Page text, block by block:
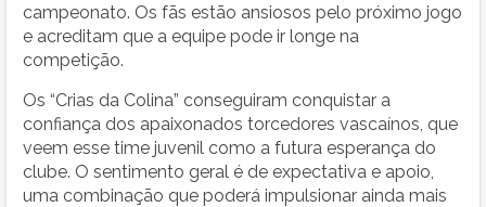
campeonato. Os fãs estão ansiosos pelo próximo jogo
e acreditam que a equipe pode ir longe na
competição.
Os “Crias da Colina” conseguiram conquistar a
confiança dos apaixonados torcedores vascaínos, que
veem esse time juvenil como a futura esperança do
clube. O sentimento geral é de expectativa e apoio,
uma combinação que poderá impulsionar ainda mais